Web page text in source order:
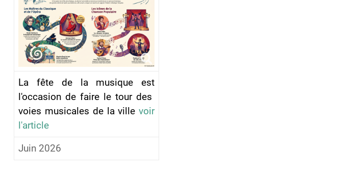
La fête de la musique est
l'occasion de faire le tour des
voies musicales de la villevoir
l'article
Juin 2026